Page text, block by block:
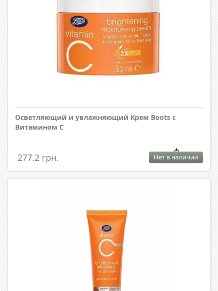
Осветляющий и увлажняющий Крем Boots с
Витамином С
277.2 грн. Нет в наличии